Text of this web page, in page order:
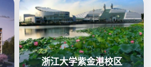
浙江大学紫金港校区